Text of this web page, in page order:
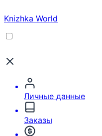
Knizhka World
Личные данные
Заказы